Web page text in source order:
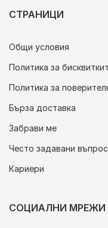
СТРАНИЦИ
Общи условия
Политика за
Политика за
Бърза доставка
Забрави ме
Често задавани
Кариери
СОЦИАЛНИ МРЕЖИ